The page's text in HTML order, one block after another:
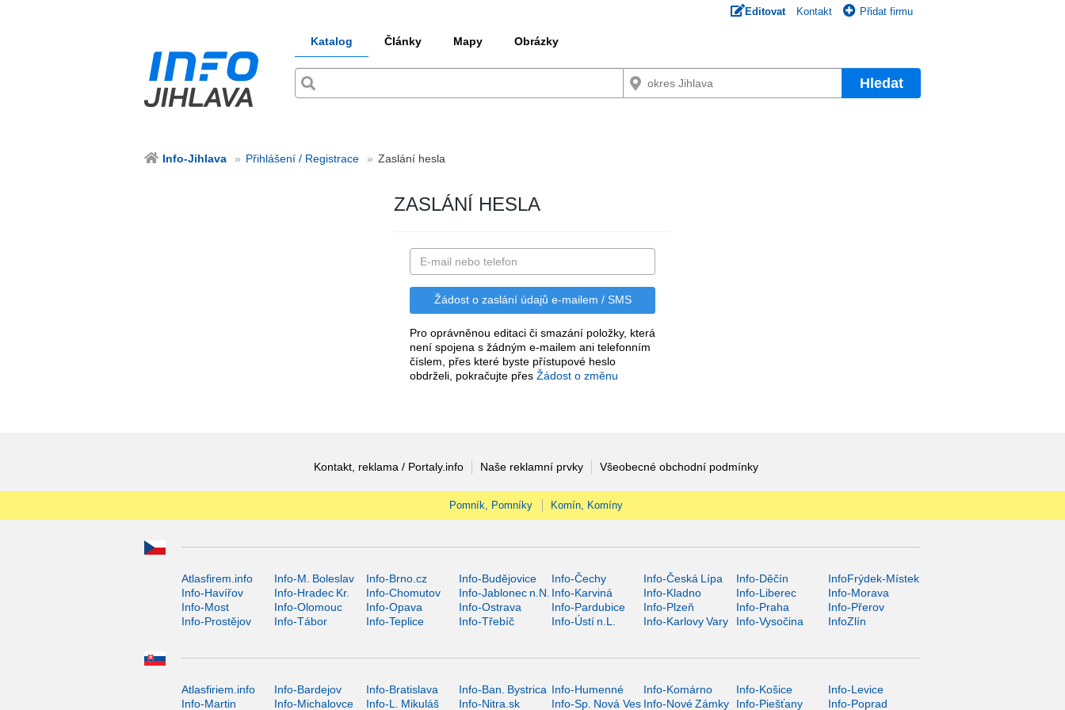
Editovat Kontakt Přidat firmu
Katalog Články Mapy Obrázky
Hledat
Info-Jihlava Přihlášení / Registrace Zaslání hesla
ZASLÁNÍ HESLA
Pro oprávněnou editaci či smazání položky, která
není spojena s žádným e-mailem ani telefonním
číslem, přes které byste přístupové heslo
obdrželi, pokračujte přes Žádost o změnu
Kontakt, reklama / Portaly.info Naše reklamní prvky Všeobecné obchodní podmínky
Pomník, Pomníky Komín, Komíny
Atlasfirem.info Info-M. Boleslav Info-Brno.cz Info-Budějovice Info-Čechy Info-Česká Lípa Info-Děčín
InfoFrýdek-Místek
Info-Havířov
Info-Hradec Kr. Info-Chomutov Info-Jablonec n.N. Info-Karviná Info-Kladno Info-Liberec
Info-Morava
Info-Most
Info-Olomouc Info-Opava Info-Ostrava Info-Pardubice Info-Plzeň Info-Praha
Info-Přerov
Info-Prostějov
Info-Tábor Info-Teplice Info-Třebíč Info-Ústí n.L. Info-Karlovy Vary Info-Vysočina InfoZlín
Atlasfiriem.info Info-Bardejov Info-Bratislava Info-Ban. Bystrica Info-Humenné Info-Komárno Info-Košice
Info-Levice
Info-Martin
Info-Michalovce Info-L. Mikuláš Info-Nitra.sk Info-Sp. Nová Ves Info-Nové Zámky Info-Piešťany Info-Poprad